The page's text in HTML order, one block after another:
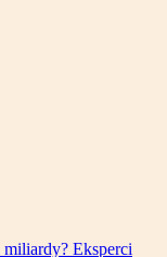
Eksperci